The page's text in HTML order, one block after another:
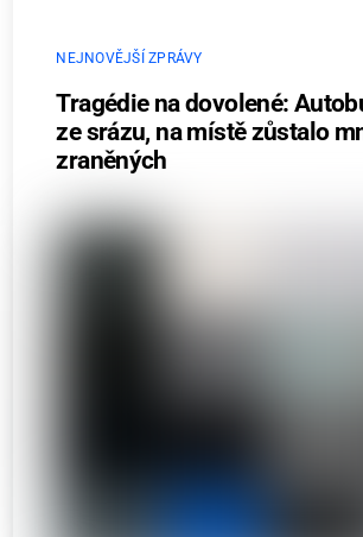
NEJNOVĚJŠÍ ZPRÁVY
Tragédie na dovolené:
ze srázu, na místě zůstalo
zraněných